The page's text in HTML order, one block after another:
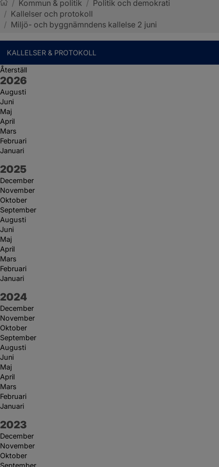
Sotenäs kommun
/ Kommun & politik / Politik och demokrati
/ Kallelser och protokoll
/ Miljö- och byggnämndens kallelse 2 juni
KALLELSER & PROTOKOLL
Återställ
År:
2026
Augusti
Juni
Maj
April
Mars
Februari
Januari
År:
2025
December
November
Oktober
September
Augusti
Juni
Maj
April
Mars
Februari
Januari
År:
2024
December
November
Oktober
September
Augusti
Juni
Maj
April
Mars
Februari
Januari
År:
2023
December
November
Oktober